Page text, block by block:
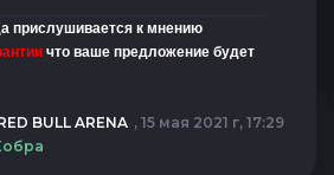
прислушивается к мнению
что ваше предложение будет
BULL ARENA , 15 мая 2021 г, 17:29